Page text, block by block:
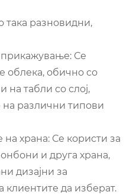
така разновидни,
Се
облека, обично со
на табли со слој,
различни типови
храна: Се користи за
и друга храна,
дизајни за
клиентите да изберат.